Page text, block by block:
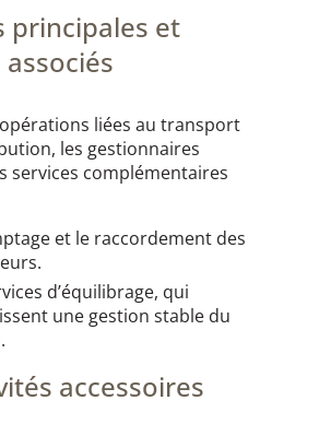
principales et
liées au transport
les gestionnaires
services complémentaires
et le raccordement des
d’équilibrage, qui
une gestion stable du
accessoires